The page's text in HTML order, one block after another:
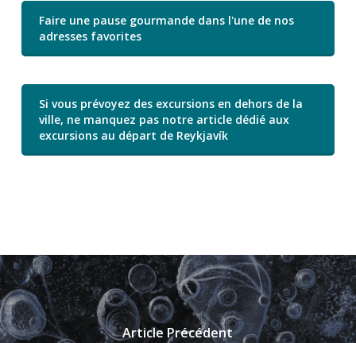
Faire une pause gourmande dans l'une de nos
adresses favorites
Si vous prévoyez des excursions en dehors de la
ville, ne manquez pas notre article dédié aux
excursions au départ de Reykjavík
Article Précédent